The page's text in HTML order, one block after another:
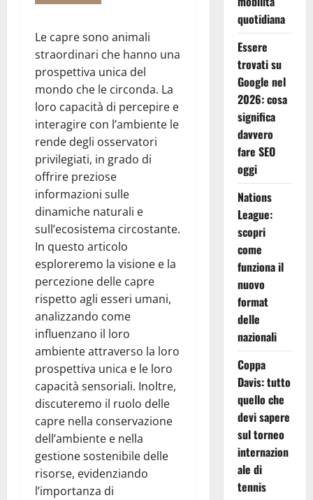
Le capre sono animali
straordinari che hanno una
prospettiva unica del
mondo che le circonda. La
loro capacità di percepire e
interagire con l’ambiente le
rende degli osservatori
privilegiati, in grado di
offrire preziose
informazioni sulle
dinamiche naturali e
sull’ecosistema circostante.
In questo articolo
esploreremo la visione e la
percezione delle capre
rispetto agli esseri umani,
analizzando come
influenzano il loro
ambiente attraverso la loro
prospettiva unica e le loro
capacità sensoriali. Inoltre,
discuteremo il ruolo delle
capre nella conservazione
dell’ambiente e nella
gestione sostenibile delle
risorse, evidenziando
l’importanza di
quotidiana
Essere
trovati su
Google nel
2026: cosa
significa
davvero
fare SEO
oggi
Nations
League:
scopri
come
funziona il
nuovo
format
delle
nazionali
Coppa
Davis: tutto
quello che
devi sapere
sul torneo
internazion
ale di
tennis